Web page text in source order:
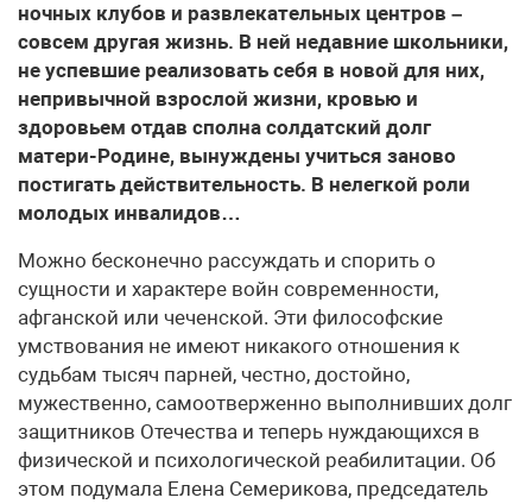
ночных клубов и развлекательных центров –
совсем другая жизнь. В ней недавние школьники,
не успевшие реализовать себя в новой для них,
непривычной взрослой жизни, кровью и
здоровьем отдав сполна солдатский долг
матери-Родине, вынуждены учиться заново
постигать действительность. В нелегкой роли
молодых инвалидов…
Можно бесконечно рассуждать и спорить о
сущности и характере войн современности,
афганской или чеченской. Эти философские
умствования не имеют никакого отношения к
судьбам тысяч парней, честно, достойно,
мужественно, самоотверженно выполнивших долг
защитников Отечества и теперь нуждающихся в
физической и психологической реабилитации. Об
этом подумала Елена Семерикова, председатель